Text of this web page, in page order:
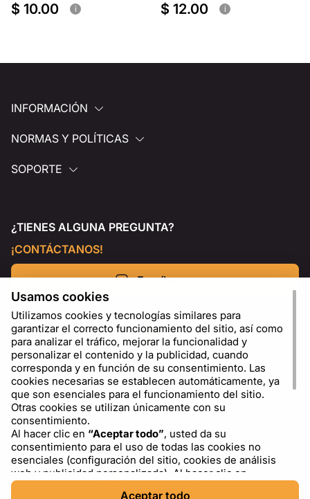
$ 10.00 i $ 12.00 i
INFORMACIÓN
NORMAS Y POLÍTICAS
SOPORTE
¿TIENES ALGUNA PREGUNTA?
¡CONTÁCTANOS!
Escríbenos
ES USD - US Dollar ($)
Usamos cookies
Utilizamos cookies y tecnologías similares para
garantizar el correcto funcionamiento del sitio, así como
para analizar el tráfico, mejorar la funcionalidad y
personalizar el contenido y la publicidad, cuando
corresponda y en función de su consentimiento. Las
cookies necesarias se establecen automáticamente, ya
que son esenciales para el funcionamiento del sitio.
Otras cookies se utilizan únicamente con su
consentimiento.
Al hacer clic en “Aceptar todo”, usted da su
consentimiento para el uso de todas las cookies no
esenciales (configuración del sitio, cookies de análisis
web y publicidad personalizada). Al hacer clic en
“Rechazar todo”
Aceptar todo